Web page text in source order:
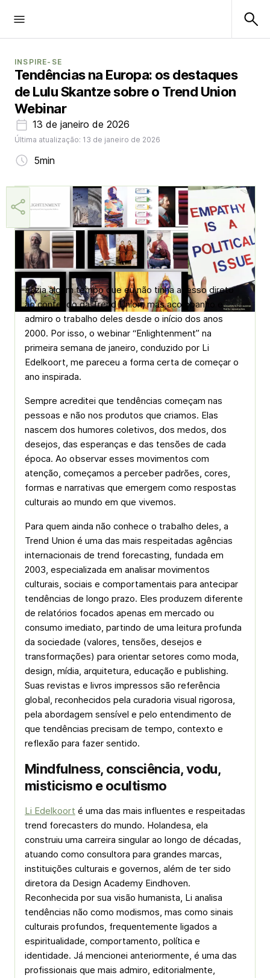
INSPIRE-SE
Tendências na Europa: os destaques
de Lulu Skantze sobre o Trend Union
Webinar
13 de janeiro de 2026
Última atualização: 13 de janeiro de 2026
5min
Lulu Skantze
Fazia algum tempo que eu não tinha acesso direto
ao conteúdo da Trend Union, mas acompanho e
admiro o trabalho deles desde o início dos anos
2000. Por isso, o webinar “Enlightenment” na
primeira semana de janeiro, conduzido por Li
Edelkoort, me pareceu a forma certa de começar o
ano inspirada.
Sempre acreditei que tendências começam nas
pessoas e não nos produtos que criamos. Elas
nascem dos humores coletivos, dos medos, dos
desejos, das esperanças e das tensões de cada
época. Ao observar esses movimentos com
atenção, começamos a perceber padrões, cores,
formas e narrativas que emergem como respostas
culturais ao mundo em que vivemos.
Para quem ainda não conhece o trabalho deles, a
Trend Union é uma das mais respeitadas agências
internacionais de trend forecasting, fundada em
2003, especializada em analisar movimentos
culturais, sociais e comportamentais para antecipar
tendências de longo prazo. Eles produzem diferente
de relatórios focados apenas em mercado ou
consumo imediato, partindo de uma leitura profunda
da sociedade (valores, tensões, desejos e
transformações) para orientar setores como moda,
design, mídia, arquitetura, educação e publishing.
Suas revistas e livros impressos são referência
global, reconhecidos pela curadoria visual rigorosa,
pela abordagem sensível e pelo entendimento de
que tendências precisam de tempo, contexto e
reflexão para fazer sentido.
Mindfulness, consciência, vodu,
misticismo e ocultismo
Li Edelkoort é uma das mais influentes e respeitadas
trend forecasters do mundo. Holandesa, ela
construiu uma carreira singular ao longo de décadas,
atuando como consultora para grandes marcas,
instituições culturais e governos, além de ter sido
diretora da Design Academy Eindhoven.
Reconhecida por sua visão humanista, Li analisa
tendências não como modismos, mas como sinais
culturais profundos, frequentemente ligados a
espiritualidade, comportamento, política e
identidade. Já mencionei anteriormente, é uma das
profissionais que mais admiro, editorialmente,